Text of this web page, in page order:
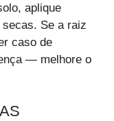
aplique
Se a raiz
caso de
— melhore o